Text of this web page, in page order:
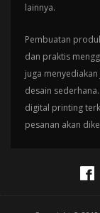
lainnya.
Pembuatan
dan praktis
juga
desain
digital printing
pesanan akan